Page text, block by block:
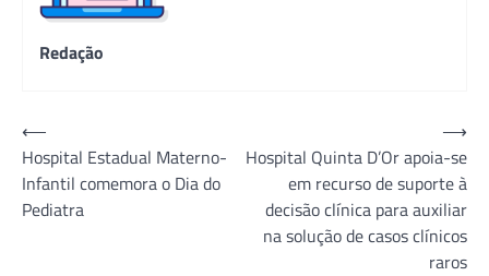
Redação
Navegação
de
Post
⟵
Hospital Estadual Materno-
Infantil comemora o Dia do
Pediatra
Hospital Quinta D’Or apoia-se
em recurso de suporte à
decisão clínica para auxiliar
na solução de casos clínicos
raros
⟶